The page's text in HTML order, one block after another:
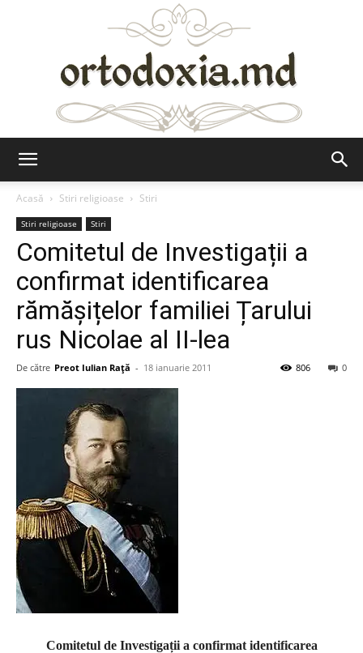
Acasă
Stiri religioase Stiri
Stiri religioase Stiri
Comitetul de Investigații a
confirmat identificarea
rămășițelor familiei Țarului
rus Nicolae al II-lea
De către Preot Iulian Raţă - 18 ianuarie 2011 0
806
Comitetul de Investigații a confirmat identificarea